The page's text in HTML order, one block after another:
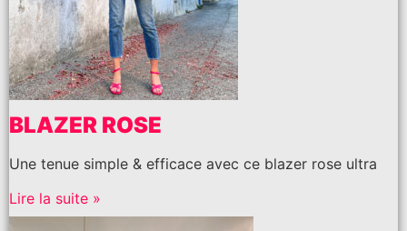
BLAZER ROSE
Une tenue simple & efficace avec ce blazer rose ultra
Lire la suite »